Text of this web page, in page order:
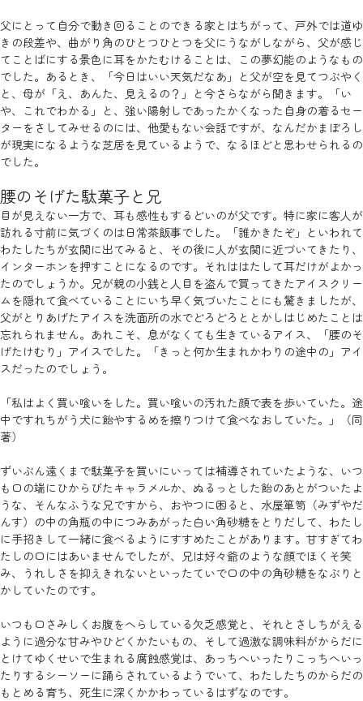
父にとって自分で動き回ることのできる家とはちがって、戸外では道ゆ
きの段差や、曲がり角のひとつひとつを父にうながしながら、父が感じ
てことばにする景色に耳をかたむけることは、この夢幻能のようなもの
でした。あるとき、「今日はいい天気だなあ」と父が空を見てつぶやく
と、母が「え、あんた、見えるの？」と今さらながら聞きます。「い
や、これでわかる」と、強い陽射しであったかくなった自身の着るセー
ターをさしてみせるのには、他愛もない会話ですが、なんだかまぼろし
が現実になるような芝居を見ているようで、なるほどと思わせられるの
でした。
腰のそげた駄菓子と兄
目が見えない一方で、耳も感性もするどいのが父です。特に家に客人が
訪れる寸前に気づくのは日常茶飯事でした。「誰かきたぞ」といわれて
わたしたちが玄関に出てみると、その後に人が玄関に近づいてきたり、
インターホンを押すことになるのです。それははたして耳だけがよかっ
たのでしょうか。兄が親の小銭と人目を盗んで買ってきたアイスクリー
ムを隠れて食べていることにいち早く気づいたことにも驚きましたが、
父がとりあげたアイスを洗面所の水でどろどろととかしはじめたことは
忘れられません。あれこそ、息がなくても生きているアイス、「腰のそ
げたけむり」アイスでした。「きっと何か生まれかわりの途中の」アイ
スだったのでしょう。
「私はよく買い喰いをした。買い喰いの汚れた顔で表を歩いていた。途
中ですれちがう犬に飴やするめを擦りつけて食べなおしていた。」（同
著）
ずいぶん遠くまで駄菓子を買いにいっては補導されていたような、いつ
も口の端にひからびたキャラメルか、ぬるっとした飴のあとがついたよ
うな、そんなふうな兄ですから、おやつに困ると、水屋箪笥（みずやだ
んす）の中の角瓶の中につみあがった白い角砂糖をとりだして、わたし
に手招きして一緒に食べるようにすすめたことがあります。甘すぎてわ
たしの口にはあいませんでしたが、兄は好々爺のような顔でほくそ笑
み、うれしさを抑えきれないといったていで口の中の角砂糖をなぶりと
かしていたのです。
いつも口さみしくお腹をへらしている欠乏感覚と、それとさしちがえる
ように過分な甘みやひどくかたいもの、そして過激な調味料がからだに
とけてゆくせいで生まれる腐蝕感覚は、あっちへいったりこっちへいっ
たりするシーソーに踊らされているようでいて、わたしたちのからだの
もとめる育ち、死生に深くかかわっているはずなのです。